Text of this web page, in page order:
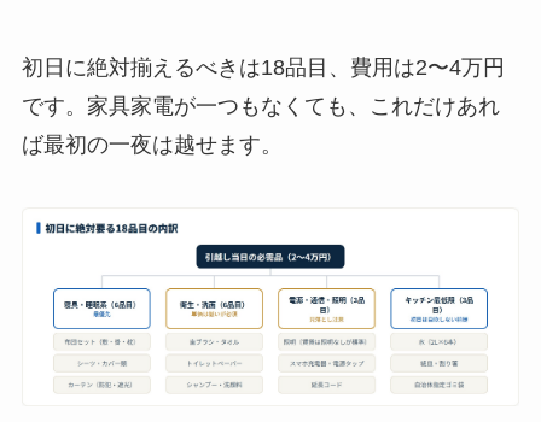
初日に絶対揃えるべきは18品目、費用は2〜4万円
です。家具家電が一つもなくても、これだけあれ
ば最初の一夜は越せます。